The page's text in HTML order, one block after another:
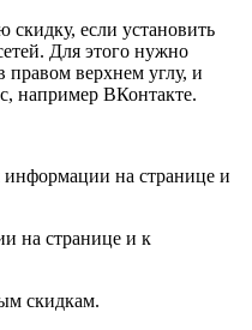
если установить
Для этого нужно
правом верхнем углу, и
например ВКонтакте.
на странице и
скидкам.